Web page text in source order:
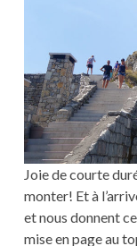
Joie de courte
monter! Et à
et nous donnent
mise en page au